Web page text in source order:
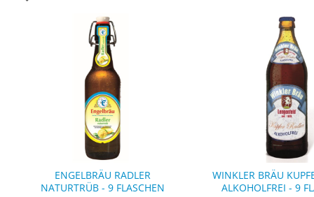
ENGELBRÄU RADLER
NATURTRÜB - 9 FLASCHEN
WINKLER BRÄU
ALKOHOLFREI - 9